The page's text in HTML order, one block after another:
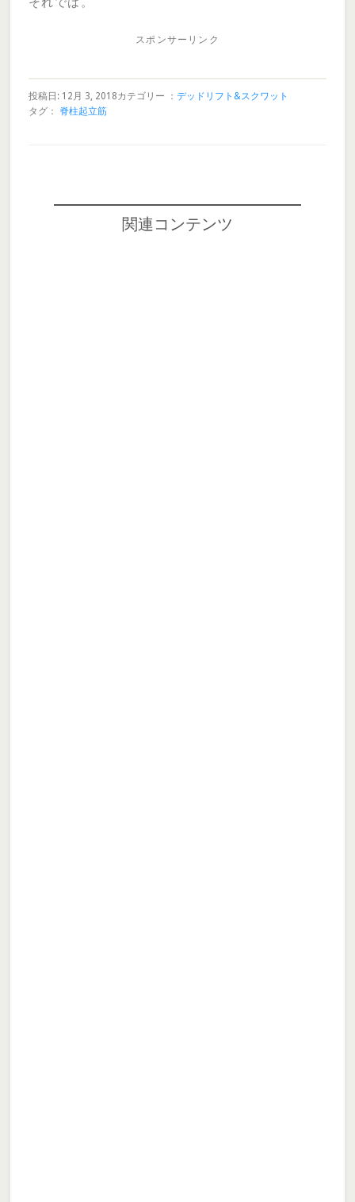
スポンサーリンク
投稿日: 12月 3, 2018カテゴリー ： デッドリフト&スクワット
タグ： 脊柱起立筋
関連コンテンツ